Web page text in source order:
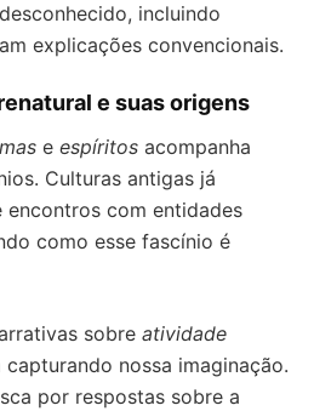
incluindo
explicações convencionais.
e suas origens
e espíritos acompanha
Culturas antigas já
com entidades
como esse fascínio é
sobre atividade
capturando nossa imaginação.
por respostas sobre a